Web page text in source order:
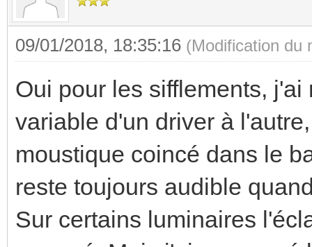
09/01/2018, 18:35:16 (Modification du
Oui pour les sifflements,
variable d'un driver à
moustique coincé dans le
reste toujours audible
Sur certains luminaires